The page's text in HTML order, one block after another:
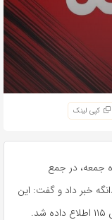
کپی لینک
جمعه، در جمع
خبر داد و گفت: این